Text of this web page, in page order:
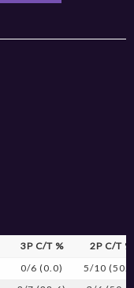
3P C/T %
2P C/T %
0/6 (0.0)
5/10